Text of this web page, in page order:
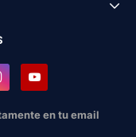
en tu email